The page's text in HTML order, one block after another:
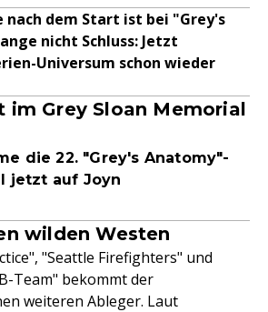
nach dem Start ist bei "Grey's
nicht Schluss: Jetzt
Universum schon wieder
im Grey Sloan Memorial
die 22. "Grey's Anatomy"-
jetzt auf Joyn
wilden Westen
"Seattle Firefighters" und
Team" bekommt der
weiteren Ableger. Laut